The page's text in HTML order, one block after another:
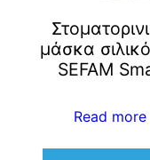
μάσκα
SEFAM
Read more